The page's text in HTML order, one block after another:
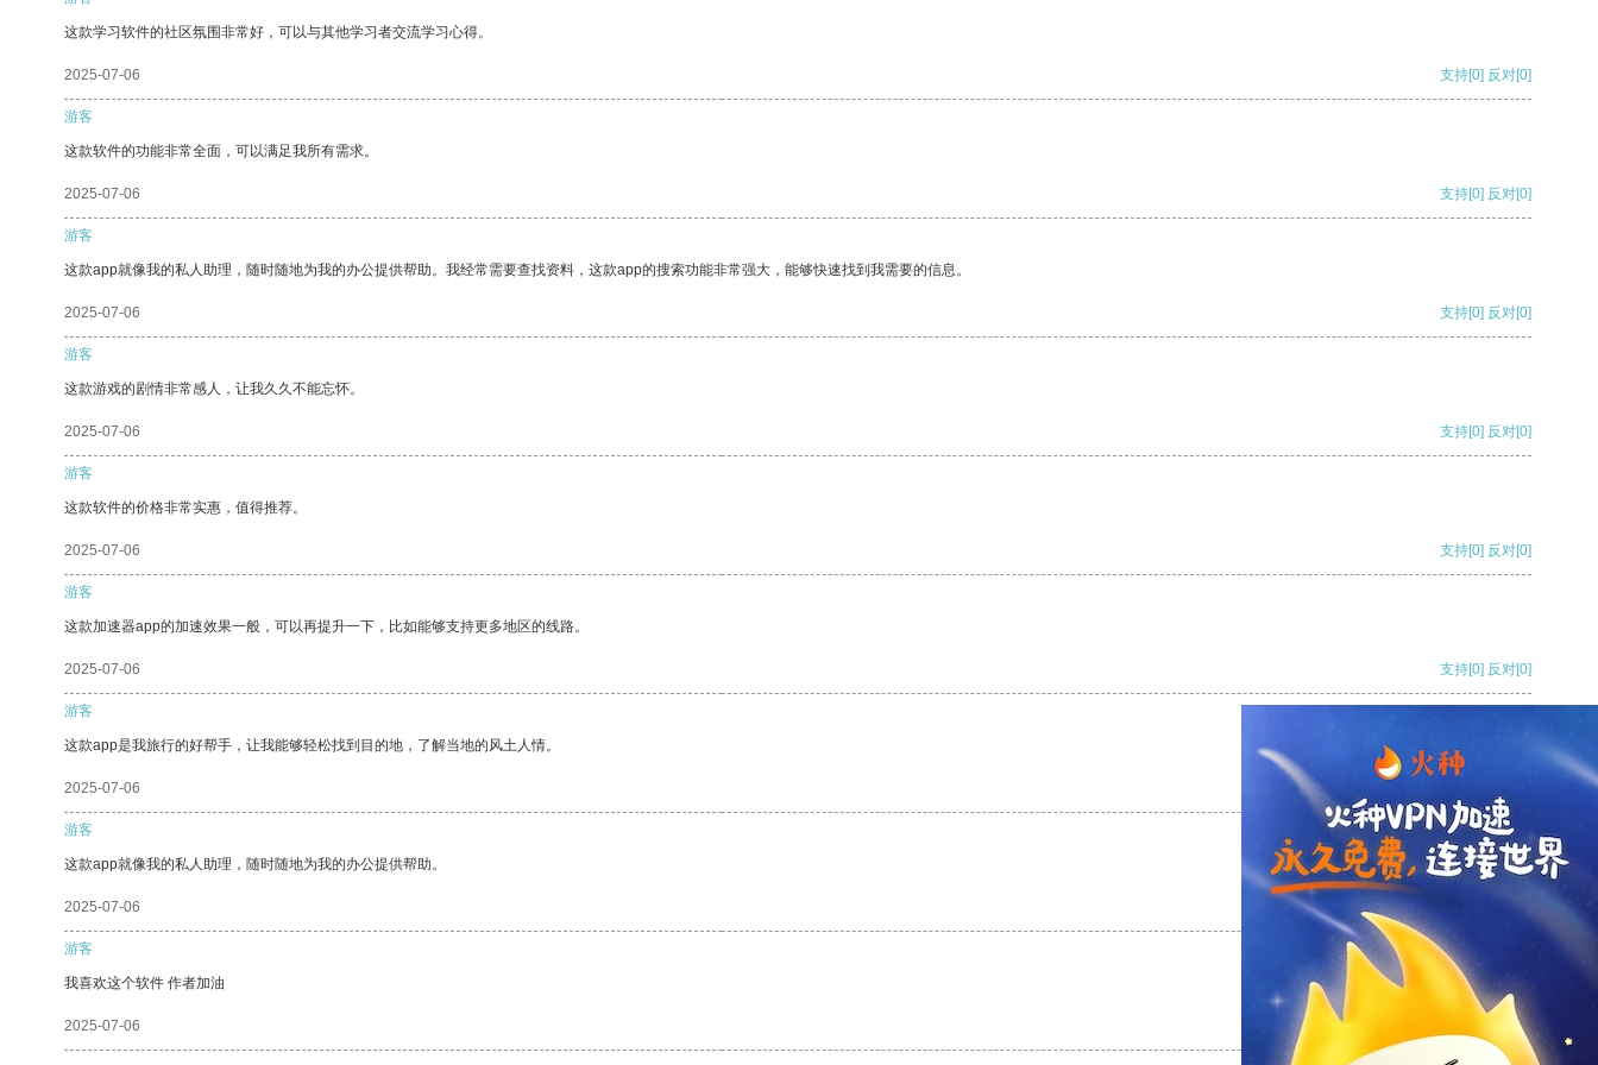
这款学习软件的社区氛围非常好，可以与其他学习者交流学习心得。
2025-07-06 支持[0] 反对[0]
游客
这款软件的功能非常全面，可以满足我所有需求。
2025-07-06 支持[0] 反对[0]
游客
这款app就像我的私人助理，随时随地为我的办公提供帮助。我经常需要查找资料，这款app的搜索功能非常强大，能够快速找到我需要的信息。
2025-07-06 支持[0] 反对[0]
游客
这款游戏的剧情非常感人，让我久久不能忘怀。
2025-07-06 支持[0] 反对[0]
游客
这款软件的价格非常实惠，值得推荐。
2025-07-06 支持[0] 反对[0]
游客
这款加速器app的加速效果一般，可以再提升一下，比如能够支持更多地区的线路。
2025-07-06 支持[0] 反对[0]
游客
这款app是我旅行的好帮手，让我能够轻松找到目的地，了解当地的风土人情。
2025-07-06
游客
这款app就像我的私人助理，随时随地为我的办公提供帮助。
2025-07-06 反对
游客
我喜欢这个软件 作者加油
2025-07-06 反对[0]